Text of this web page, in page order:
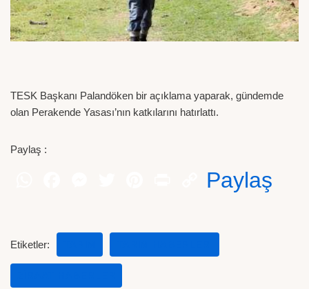
TESK Başkanı Palandöken bir açıklama yaparak, gündemde
olan Perakende Yasası’nın katkılarını hatırlattı.
Paylaş :
Paylaş
Etiketler: